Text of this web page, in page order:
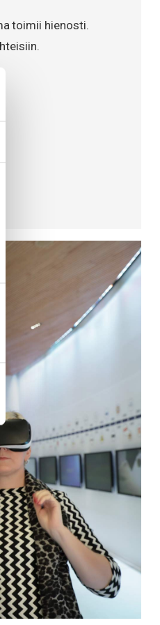
toimii hienosti.